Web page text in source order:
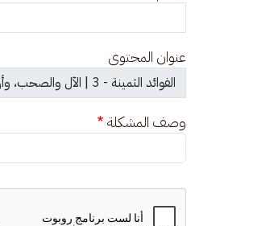
عنوان المحتوى
وصف المشكلة